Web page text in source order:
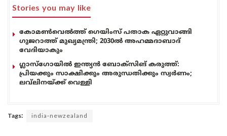
Stories you may like
കോമൺവെൽത്ത് ഗെയിംസ് പതാക ഏറ്റുവാങ്ങി
ഗുജറാത്ത് മുഖ്യമന്ത്രി; 2030ൽ അഹമ്മദാബാദ്
വേദിയാകും
ഗ്ലാസ്‌ഗോയിൽ ഇന്ത്യൻ ബോക്സിങ് കരുത്ത്:
പ്രിയക്കും സാക്ഷിക്കും അരുന്ധതിക്കും സ്വർണം;
ലവ്‌ലിനയ്ക്ക് വെള്ളി
Tags: india-newzealand